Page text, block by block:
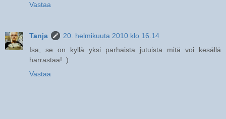
Vastaa
Tanja
20. helmikuuta 2010 klo 16.14
Isa, se on kyllä yksi parhaista jutuista mitä voi kesällä
harrastaa! :)
Vastaa